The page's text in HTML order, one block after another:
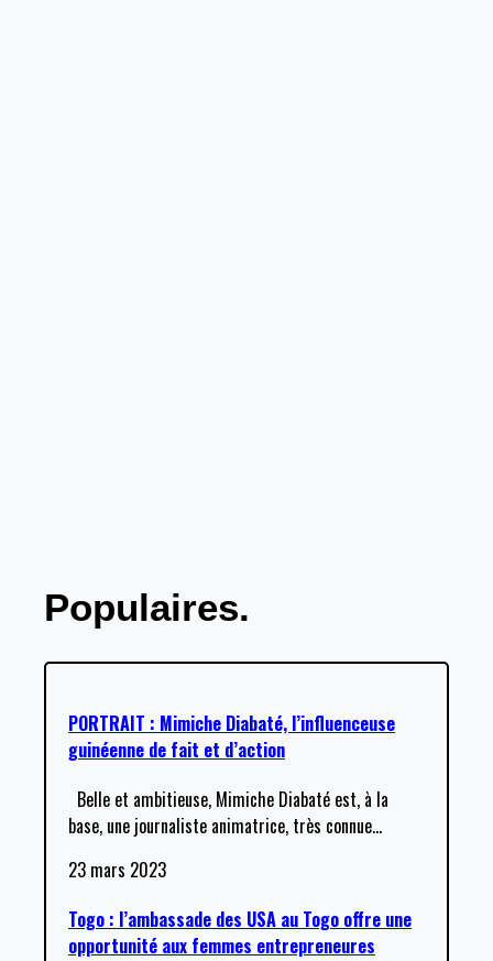
Populaires.
PORTRAIT : Mimiche Diabaté, l’influenceuse
guinéenne de fait et d’action
Belle et ambitieuse, Mimiche Diabaté est, à la
base, une journaliste animatrice, très connue…
23 mars 2023
Togo : l’ambassade des USA au Togo offre une
opportunité aux femmes entrepreneures